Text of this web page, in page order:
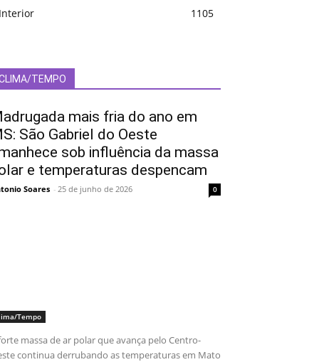
1105
TEMPO
mais fria do ano em
São Gabriel do Oeste
sob influência da massa
e temperaturas despencam
Soares - 25 de junho de 2026 0
Tempo
massa de ar polar que avança pelo Centro-
continua derrubando as temperaturas em Mato